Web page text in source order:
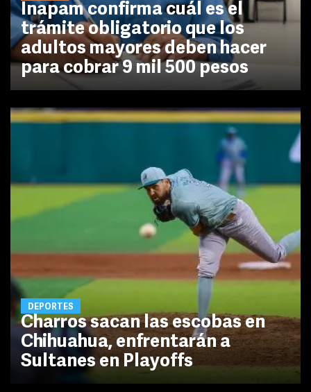
Inapam confirma cuál es el
trámite obligatorio que los
adultos mayores deben hacer
para cobrar 9 mil 500 pesos
DEPORTES
Charros sacan las escobas en
Chihuahua, enfrentarán a
Sultanes en Playoffs